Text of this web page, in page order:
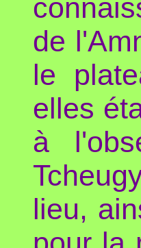
de
le
elles
à
lieu,